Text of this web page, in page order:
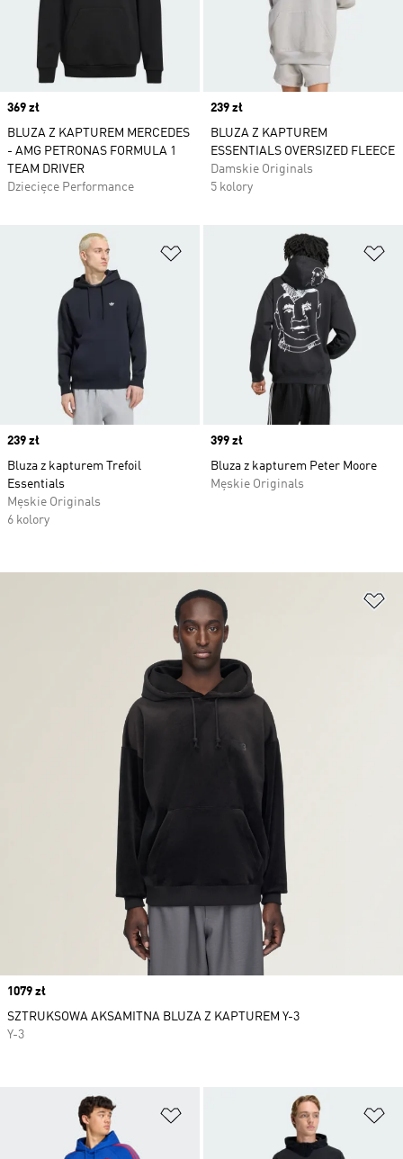
Price
369 zł
BLUZA Z KAPTUREM MERCEDES
- AMG PETRONAS FORMULA 1
TEAM DRIVER
Dziecięce Performance
Price
239 zł
BLUZA Z KAPTUREM
ESSENTIALS OVERSIZED FLEECE
Damskie Originals
5 kolory
Dodaj do listy życzeń
Price
239 zł
Bluza z kapturem Trefoil
Essentials
Męskie Originals
6 kolory
Price
399 zł
Bluza z kapturem Peter Moore
Męskie Originals
Dodaj do listy życzeń
Price
1079 zł
SZTRUKSOWA AKSAMITNA BLUZA Z KAPTUREM Y-3
Y-3